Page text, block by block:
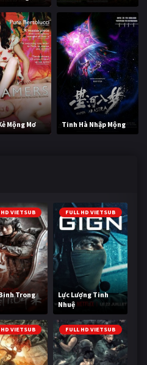
Mộng Mơ Tinh Hà Nhập Mộng
HD VIETSUB
Trong
FULL HD VIETSUB
Lực Lượng Tinh
Nhuệ
HD VIETSUB FULL HD VIETSUB